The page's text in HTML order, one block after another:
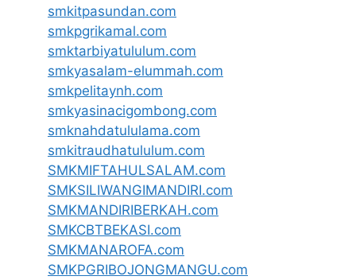
smkitpasundan.com
smkpgrikamal.com
smktarbiyatululum.com
smkyasalam-elummah.com
smkpelitaynh.com
smkyasinacigombong.com
smknahdatululama.com
smkitraudhatululum.com
SMKMIFTAHULSALAM.com
SMKSILIWANGIMANDIRI.com
SMKMANDIRIBERKAH.com
SMKCBTBEKASI.com
SMKMANAROFA.com
SMKPGRIBOJONGMANGU.com